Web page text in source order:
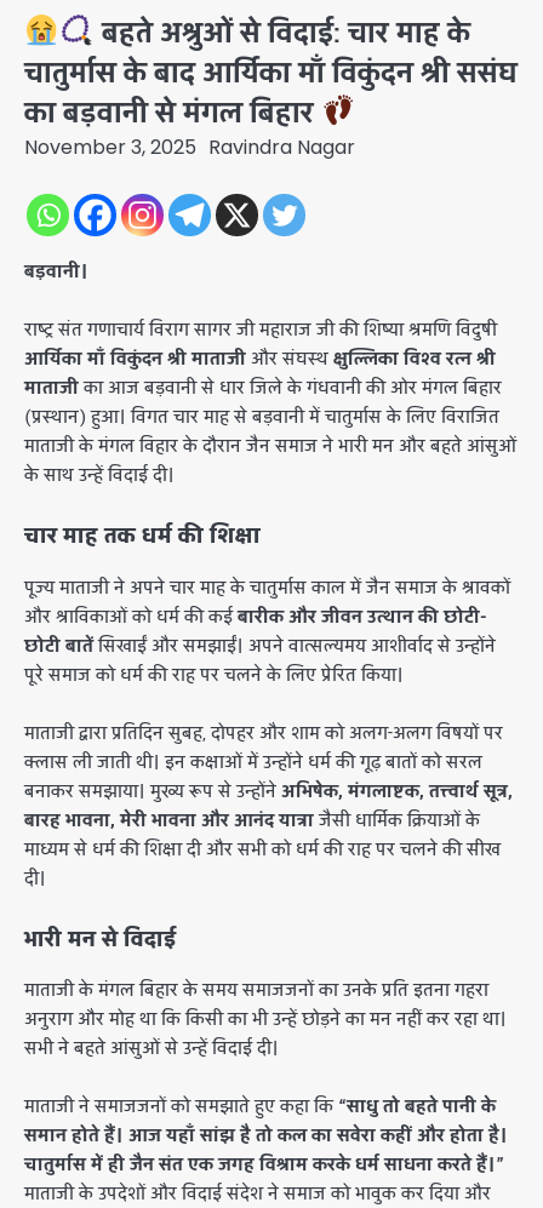
बहते अश्रुओं से विदाई: चार माह के
चातुर्मास के बाद आर्यिका माँ विकुंदन श्री ससंघ
का बड़वानी से मंगल बिहार
November 3, 2025 Ravindra Nagar
बड़वानी।
​राष्ट्र संत गणाचार्य विराग सागर जी महाराज जी की शिष्या श्रमणि विदुषी
आर्यिका माँ विकुंदन श्री माताजीऔर संघस्थक्षुल्लिका विश्व रत्न श्री
माताजीका आज बड़वानी से धार जिले के गंधवानी की ओर मंगल बिहार
(प्रस्थान) हुआ। विगत चार माह से बड़वानी में चातुर्मास के लिए विराजित
माताजी के मंगल विहार के दौरान जैन समाज ने भारी मन और बहते आंसुओं
के साथ उन्हें विदाई दी।
चार माह तक धर्म की शिक्षा
​पूज्य माताजी ने अपने चार माह के चातुर्मास काल में जैन समाज के श्रावकों
और श्राविकाओं को धर्म की कईबारीक और जीवन उत्थान की छोटी-
छोटी बातेंसिखाईं और समझाईं। अपने वात्सल्यमय आशीर्वाद से उन्होंने
पूरे समाज को धर्म की राह पर चलने के लिए प्रेरित किया।
​माताजी द्वारा प्रतिदिन सुबह, दोपहर और शाम को अलग-अलग विषयों पर
क्लास ली जाती थी। इन कक्षाओं में उन्होंने धर्म की गूढ़ बातों को सरल
बनाकर समझाया। मुख्य रूप से उन्होंनेअभिषेक, मंगलाष्टक, तत्त्वार्थ सूत्र,
बारह भावना, मेरी भावना और आनंद यात्राजैसी धार्मिक क्रियाओं के
माध्यम से धर्म की शिक्षा दी और सभी को धर्म की राह पर चलने की सीख
दी।
भारी मन से विदाई
​माताजी के मंगल बिहार के समय समाजजनों का उनके प्रति इतना गहरा
अनुराग और मोह था कि किसी का भी उन्हें छोड़ने का मन नहीं कर रहा था।
सभी ने बहते आंसुओं से उन्हें विदाई दी।
माताजी ने समाजजनों को समझाते हुए कहा कि“साधु तो बहते पानी के
समान होते हैं। आज यहाँ सांझ है तो कल का सवेरा कहीं और होता है।
चातुर्मास में ही जैन संत एक जगह विश्राम करके धर्म साधना करते हैं।”
माताजी के उपदेशों और विदाई संदेश ने समाज को भावुक कर दिया और